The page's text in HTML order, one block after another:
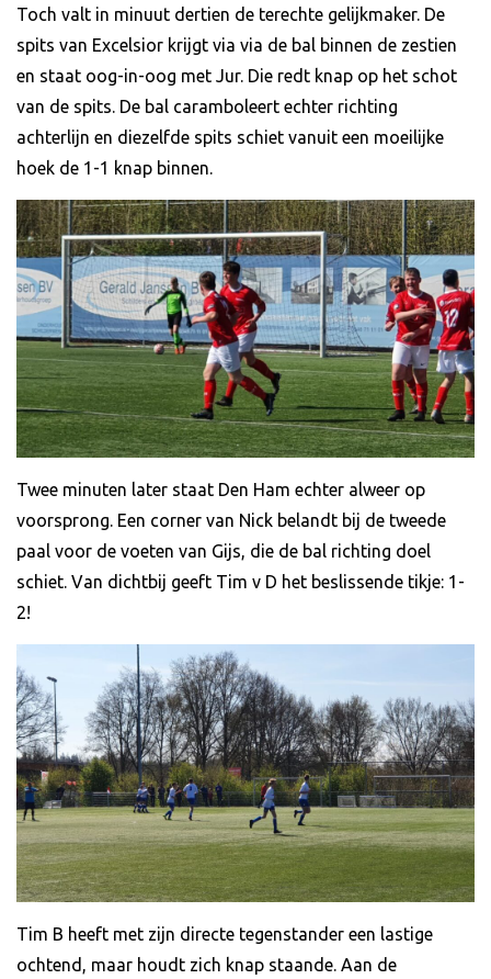
Toch valt in minuut dertien de terechte gelijkmaker. De
spits van Excelsior krijgt via via de bal binnen de zestien
en staat oog-in-oog met Jur. Die redt knap op het schot
van de spits. De bal caramboleert echter richting
achterlijn en diezelfde spits schiet vanuit een moeilijke
hoek de 1-1 knap binnen.
Twee minuten later staat Den Ham echter alweer op
voorsprong. Een corner van Nick belandt bij de tweede
paal voor de voeten van Gijs, die de bal richting doel
schiet. Van dichtbij geeft Tim v D het beslissende tikje: 1-
2!
Tim B heeft met zijn directe tegenstander een lastige
ochtend, maar houdt zich knap staande. Aan de